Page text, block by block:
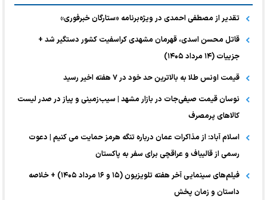
تقدیر از مصطفی احمدی در ویژه‌برنامه «ستارگان خبرفوری»
قاتل محسن اسدی، قهرمان مشهدی کراسفیت کشور دستگیر شد +
جزییات (۱۴ مرداد ۱۴۰۵)
قیمت اونس طلا به بالاترین حد خود در ۷ هفته اخیر رسید
نوسان قیمت صیفی‌جات در بازار مشهد | سیب‌زمینی و پیاز در صدر لیست
کالا‌های پرمصرف
اسلام آباد: از مذاکرات عمان درباره تنگه هرمز حمایت می کنیم | دعوت
رسمی از قالیباف و عراقچی برای سفر به پاکستان
فیلم‌های سینمایی آخر هفته تلویزیون (۱۵ و ۱۶ مرداد ۱۴۰۵) + خلاصه
داستان و زمان پخش